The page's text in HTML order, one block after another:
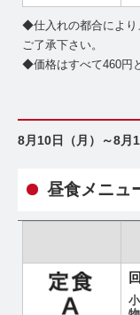
◆仕入れの都合により
ご了承下さい。
◆価格はすべて460円
8月10日（月）～8月
昼食メニュ